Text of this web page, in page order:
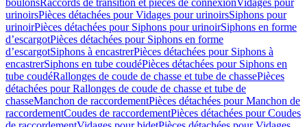
boulonsRaccords de transition et pièces de connexionVidages pour
urinoirsPièces détachées pour Vidages pour urinoirsSiphons pour
urinoirPièces détachées pour Siphons pour urinoirSiphons en forme
d’escargotPièces détachées pour Siphons en forme
d’escargotSiphons à encastrerPièces détachées pour Siphons à
encastrerSiphons en tube coudéPièces détachées pour Siphons en
tube coudéRallonges de coude de chasse et tube de chassePièces
détachées pour Rallonges de coude de chasse et tube de
chasseManchon de raccordementPièces détachées pour Manchon de
raccordementCoudes de raccordementPièces détachées pour Coudes